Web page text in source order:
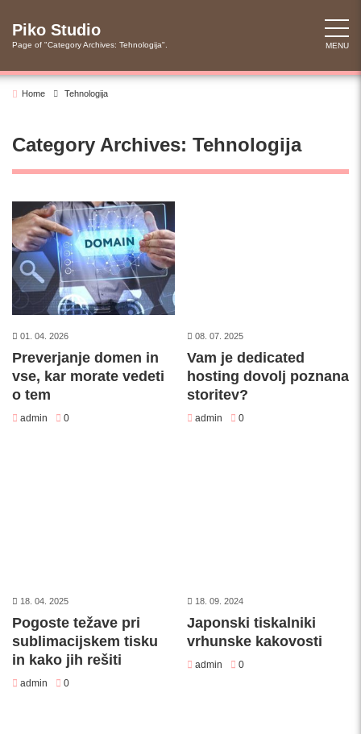
content
Piko Studio
Page of "Category Archives: Tehnologija". MENU
Home Tehnologija
Category Archives: Tehnologija
01. 04. 2026
Preverjanje domen in
vse, kar morate vedeti
o tem
admin 0
08. 07. 2025
Vam je dedicated
hosting dovolj poznana
storitev?
admin 0
18. 04. 2025
Pogoste težave pri
sublimacijskem tisku
in kako jih rešiti
admin 0
18. 09. 2024
Japonski tiskalniki
vrhunske kakovosti
admin 0